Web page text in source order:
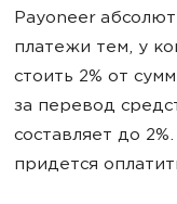
Payoneer
платежи тем, у
стоить 2% от
за перевод
составляет до
придется